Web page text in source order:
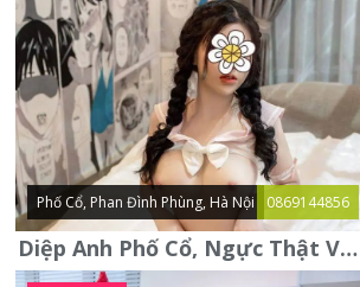
Phố Cổ, Phan Đình Phùng, Hà Nội 0869144856
Diệp Anh Phố Cổ, Ngực Thật Vú To Thơm Tho Quyến Rũ